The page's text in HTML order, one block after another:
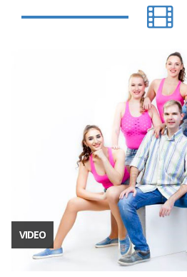
VIDEO